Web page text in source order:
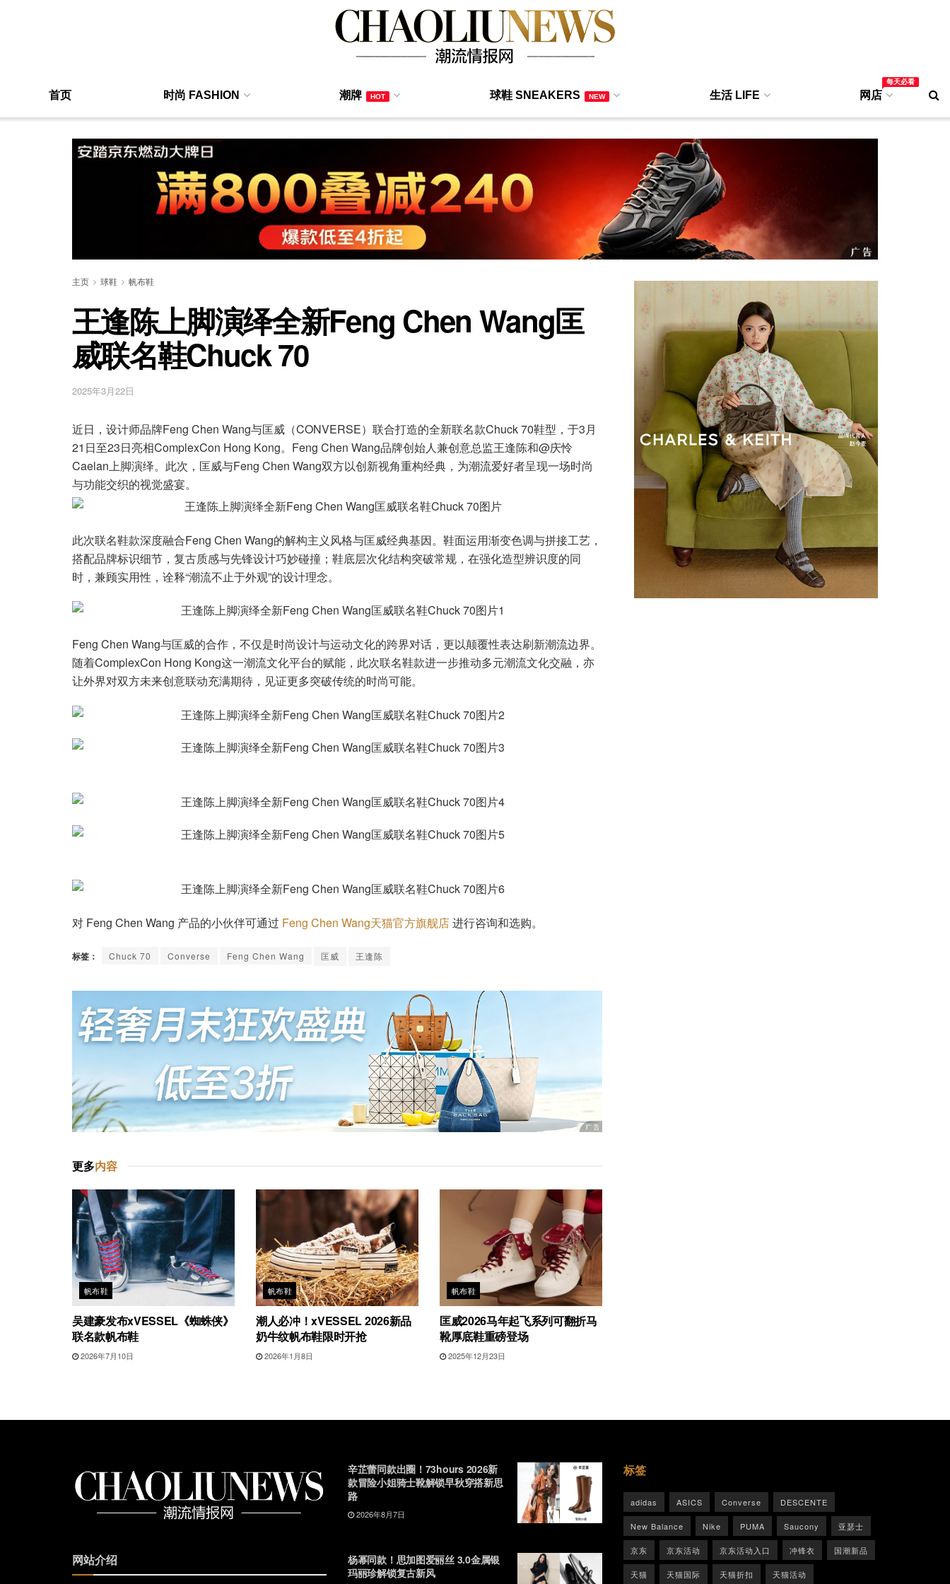
首页 时尚 FASHION 潮牌 HOT 球鞋 SNEAKERS NEW 生活 LIFE 网店
每天必看
主页 球鞋 帆布鞋
王逢陈上脚演绎全新Feng Chen Wang匡
威联名鞋Chuck 70
2025年3月22日
近日，设计师品牌Feng Chen Wang与匡威（CONVERSE）联合打造的全新联名款Chuck 70鞋型，于3月
21日至23日亮相ComplexCon Hong Kong。Feng Chen Wang品牌创始人兼创意总监王逢陈和@庆怜
Caelan上脚演绎。此次，匡威与Feng Chen Wang双方以创新视角重构经典，为潮流爱好者呈现一场时尚
与功能交织的视觉盛宴。
此次联名鞋款深度融合Feng Chen Wang的解构主义风格与匡威经典基因。鞋面运用渐变色调与拼接工艺，
搭配品牌标识细节，复古质感与先锋设计巧妙碰撞；鞋底层次化结构突破常规，在强化造型辨识度的同
时，兼顾实用性，诠释“潮流不止于外观”的设计理念。
Feng Chen Wang与匡威的合作，不仅是时尚设计与运动文化的跨界对话，更以颠覆性表达刷新潮流边界。
随着ComplexCon Hong Kong这一潮流文化平台的赋能，此次联名鞋款进一步推动多元潮流文化交融，亦
让外界对双方未来创意联动充满期待，见证更多突破传统的时尚可能。
对 Feng Chen Wang 产品的小伙伴可通过 Feng Chen Wang天猫官方旗舰店进行咨询和选购。
标签： Chuck 70 Converse Feng Chen Wang 匡威 王逢陈
更多内容
帆布鞋
吴建豪发布xVESSEL《蜘蛛侠》
联名款帆布鞋
2026年7月10日
帆布鞋
潮人必冲！xVESSEL 2026新品
奶牛纹帆布鞋限时开抢
2026年1月8日
帆布鞋
匡威2026马年起飞系列可翻折马
靴厚底鞋重磅登场
2025年12月23日
网站介绍
辛芷蕾同款出圈！73hours 2026新
款冒险小姐骑士靴解锁早秋穿搭新思
路
2026年8月7日
杨幂同款！思加图爱丽丝 3.0金属银
玛丽珍解锁复古新风
标签
adidas ASICS Converse DESCENTE
New Balance Nike PUMA Saucony 亚瑟士
京东 京东活动 京东活动入口 冲锋衣 国潮新品
天猫 天猫国际 天猫折扣 天猫活动